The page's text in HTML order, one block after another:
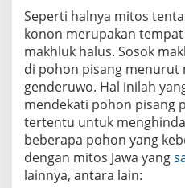
n
D
i
k
a
t
k
a
n
d
e
n
g
a
Seperti halnya mitos
konon merupakan
makhluk halus. Sosok
di pohon pisang menurut
genderuwo. Hal inilah
mendekati pohon pisang
tertentu untuk
beberapa pohon yang
dengan mitos Jawa yang
lainnya, antara lain: